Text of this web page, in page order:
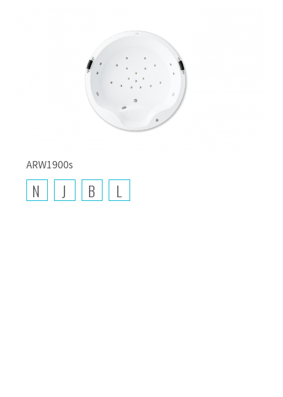
ARW1900s
N J B L